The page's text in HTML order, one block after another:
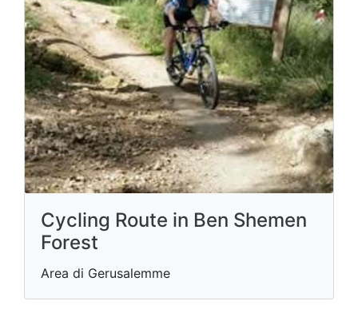
Cycling Route in Ben Shemen
Forest
Area di Gerusalemme